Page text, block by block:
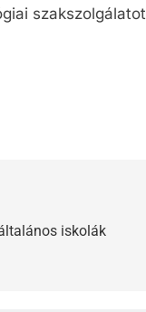
szakszolgálatot
iskolák